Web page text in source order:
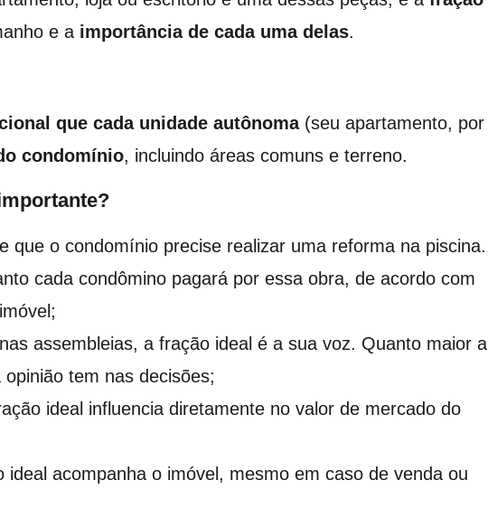
e a importância de cada uma delas.
que cada unidade autônoma(seu apartamento, por
condomínio, incluindo áreas comuns e terreno.
que o condomínio precise realizar uma reforma na piscina.
cada condômino pagará por essa obra, de acordo com
nas assembleias, a fração ideal é a sua voz. Quanto maior a
tem nas decisões;
ideal influencia diretamente no valor de mercado do
ideal acompanha o imóvel, mesmo em caso de venda ou